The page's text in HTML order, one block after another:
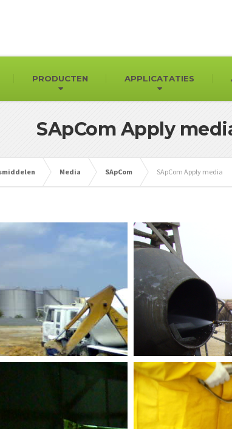
PRODUCTEN APPLICATATIES
SApCom Apply
Media SApCom SApCom Apply media